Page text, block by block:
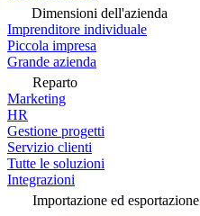
Dimensioni dell'azienda
Imprenditore individuale
Piccola impresa
Grande azienda
Reparto
Marketing
HR
Gestione progetti
Servizio clienti
Tutte le soluzioni
Integrazioni
Importazione ed esportazione